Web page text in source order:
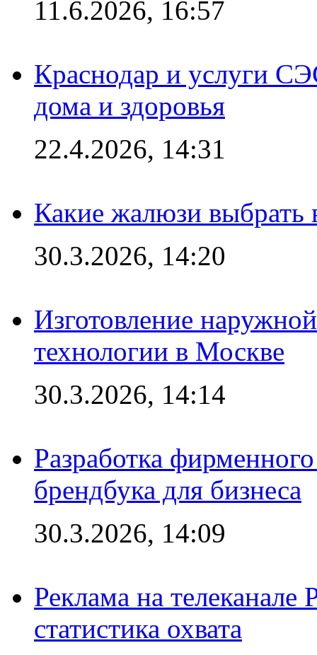
11.6.2026, 16:57
Краснодар и услуги
дома и здоровья
22.4.2026, 14:31
Какие жалюзи выбрать
30.3.2026, 14:20
Изготовление
технологии в Москве
30.3.2026, 14:14
Разработка
брендбука для бизнеса
30.3.2026, 14:09
Реклама на
статистика охвата